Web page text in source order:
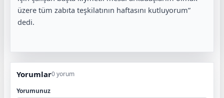
üzere tüm zabıta teşkilatının haftasını kutluyorum”
dedi.
Yorumlar0 yorum
Yorumunuz